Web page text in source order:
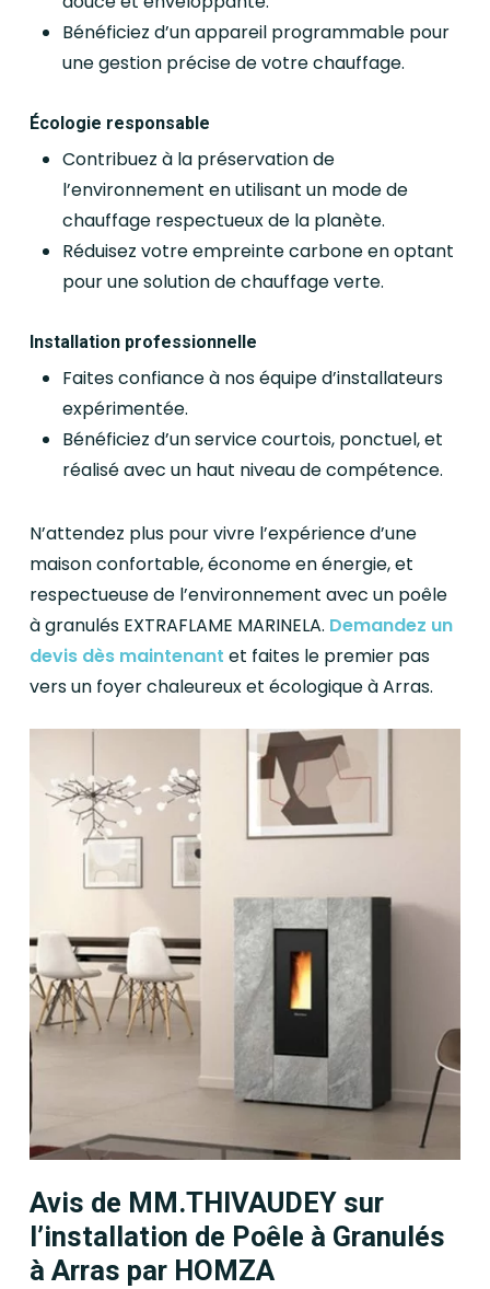
Bénéficiez d’un appareil programmable pour
une gestion précise de votre chauffage.
Écologie responsable
Contribuez à la préservation de
l’environnement en utilisant un mode de
chauffage respectueux de la planète.
Réduisez votre empreinte carbone en optant
pour une solution de chauffage verte.
Installation professionnelle
Faites confiance à nos équipe d’installateurs
expérimentée.
Bénéficiez d’un service courtois, ponctuel, et
réalisé avec un haut niveau de compétence.
N’attendez plus pour vivre l’expérience d’une
maison confortable, économe en énergie, et
respectueuse de l’environnement avec un poêle
à granulés EXTRAFLAME MARINELA. Demandez un
devis dès maintenant et faites le premier pas
vers un foyer chaleureux et écologique à Arras.
Avis de MM.THIVAUDEY sur
l’installation de Poêle à Granulés
à Arras par HOMZA